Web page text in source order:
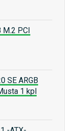
M.2 PCI
SE ARGB
1 kpl